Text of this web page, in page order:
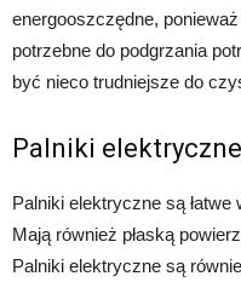
energooszczędne,
potrzebne do podgrzania
być nieco trudniejsze do
Palniki elektryczne
Palniki elektryczne są
Mają również płaską
Palniki elektryczne są